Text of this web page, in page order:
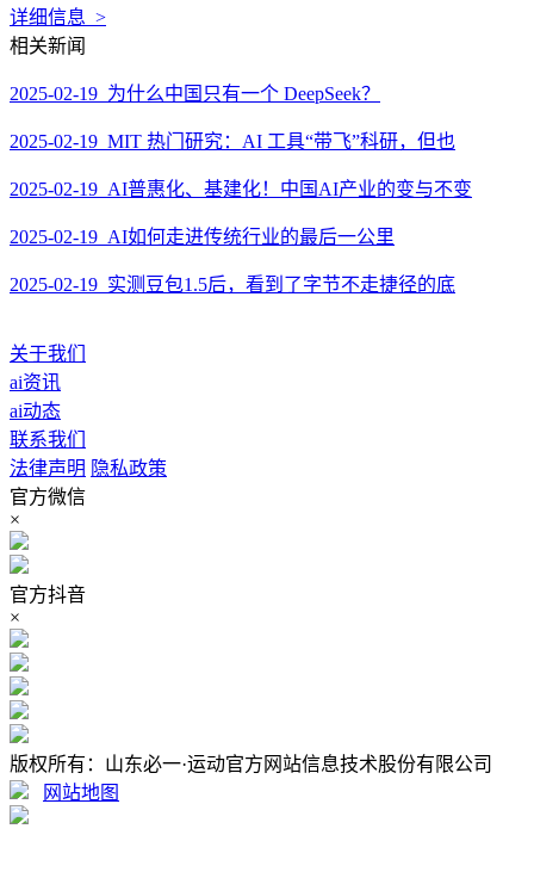
详细信息 >
相关新闻
2025-02-19 为什么中国只有一个 DeepSeek？
2025-02-19 MIT 热门研究：AI 工具“带飞”科研，但也
2025-02-19 AI普惠化、基建化！中国AI产业的变与不变
2025-02-19 AI如何走进传统行业的最后一公里
2025-02-19 实测豆包1.5后，看到了字节不走捷径的底
关于我们
ai资讯
ai动态
联系我们
法律声明 隐私政策
官方微信
×
官方抖音
×
版权所有：山东必一·运动官方网站信息技术股份有限公司
网站地图